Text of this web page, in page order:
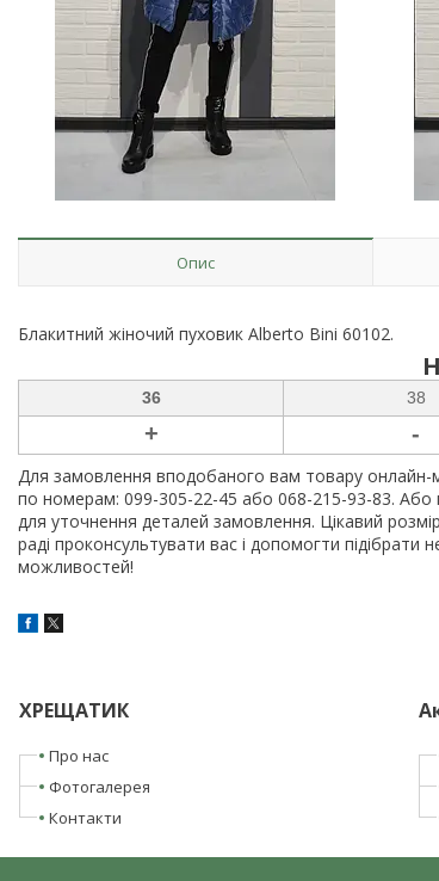
Опис
Блакитний жіночий пуховик Alberto Bini 60102.
36 38
+ -
Для замовлення вподобаного вам товару онлайн-
по номерам: 099-305-22-45 або 068-215-93-83. Або
для уточнення деталей замовлення. Цікавий
раді проконсультувати вас і допомогти
можливостей!
ХРЕЩАТИК
Про нас
Фотогалерея
Контакти